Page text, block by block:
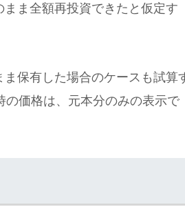
ま全額再投資できたと仮定す
保有した場合のケースも試算
の価格は、元本分のみの表示で